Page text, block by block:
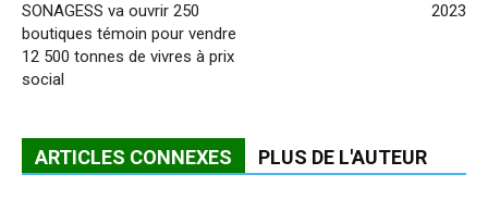
SONAGESS va ouvrir 250
boutiques témoin pour vendre
12 500 tonnes de vivres à prix
social
2023
ARTICLES CONNEXES PLUS DE L'AUTEUR